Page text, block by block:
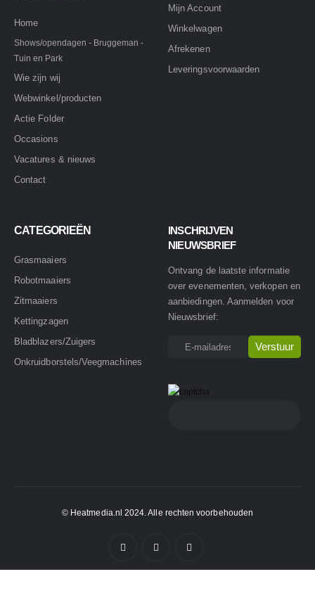
Home
Shows/opendagen - Bruggeman -
Tuin en Park
Wie zijn wij
Webwinkel/producten
Actie Folder
Occasions
Vacatures & nieuws
Contact
Mijn Account
Winkelwagen
Afrekenen
Leveringsvoorwaarden
CATEGORIEËN
Grasmaaiers
Robotmaaiers
Zitmaaiers
Kettingzagen
Bladblazers/Zuigers
Onkruidborstels/Veegmachines
INSCHRIJVEN
NIEUWSBRIEF
Ontvang de laatste informatie
over evenementen, verkopen en
aanbiedingen. Aanmelden voor
Nieuwsbrief:
© Heatmedia.nl 2024. Alle rechten voorbehouden